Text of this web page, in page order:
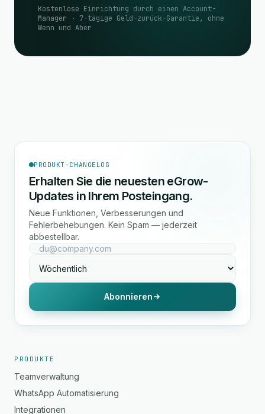
Kostenlose Einrichtung durch einen Account-
Manager · 7-tägige Geld-zurück-Garantie, ohne
Wenn und Aber
PRODUKT-CHANGELOG
Erhalten Sie die neuesten eGrow-
Updates in Ihrem Posteingang.
Neue Funktionen, Verbesserungen und
Fehlerbehebungen. Kein Spam — jederzeit
abbestellbar.
Abonnieren
PRODUKTE
Teamverwaltung
WhatsApp Automatisierung
Integrationen